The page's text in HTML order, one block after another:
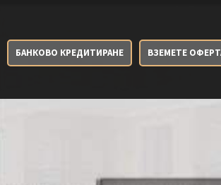
БАНКОВО КРЕДИТИРАНЕ ВЗЕМЕТЕ